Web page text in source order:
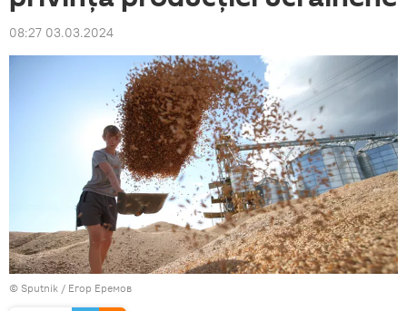
08:27 03.03.2024
© Sputnik / Егор Еремов